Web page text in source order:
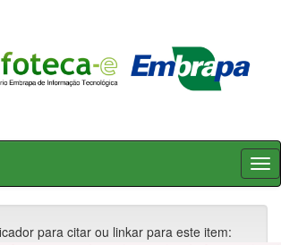
para citar ou linkar para este item: